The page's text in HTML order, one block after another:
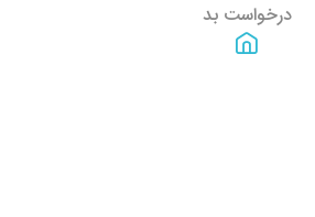
درخواست بد